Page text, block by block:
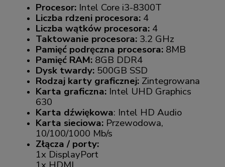
Procesor: Intel Core i3-8300T
Liczba rdzeni procesora: 4
Liczba wątków procesora: 4
Taktowanie procesora: 3.2 GHz
Pamięć podręczna procesora: 8MB
Pamięć RAM: 8GB DDR4
Dysk twardy: 500GB SSD
Rodzaj karty graficznej: Zintegrowana
Karta graficzna: Intel UHD Graphics
630
Karta dźwiękowa: Intel HD Audio
Karta sieciowa: Przewodowa,
10/100/1000 Mb/s
Złącza / porty:
1x DisplayPort